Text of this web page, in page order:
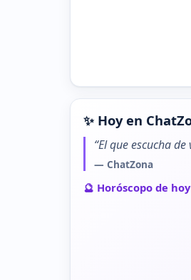
✨ Hoy en
“El que escucha
— ChatZona
🔮 Horóscopo de hoy